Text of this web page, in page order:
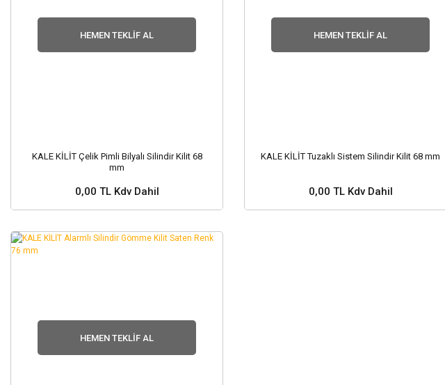
HEMEN TEKLIF AL
KALE KİLİT Çelik Pimli Bilyalı Silindir Kilit 68
mm
0,00 TL Kdv Dahil
Stok ve Fiyat Sorunuz ?
HEMEN TEKLIF AL
KALE KİLİT Tuzaklı Sistem Silindir Kilit 68 mm
0,00 TL Kdv Dahil
HEMEN TEKLIF AL